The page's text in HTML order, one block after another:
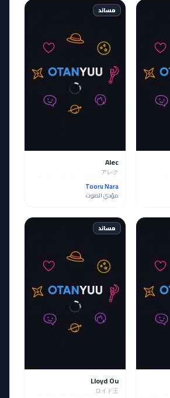
مساند
Alec
アレク
Tooru Nara
مؤدي الصوت
مساند
Lloyd Ou
ロイド王